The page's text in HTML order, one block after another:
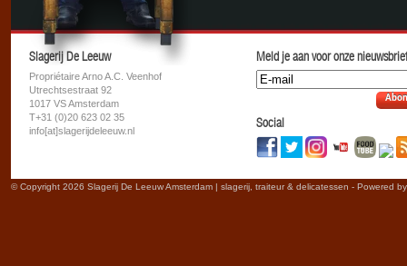
Slagerij De Leeuw
Propriétaire Arno A.C. Veenhof
Utrechtsestraat 92
1017 VS Amsterdam
T+31 (0)20 623 02 35
info[at]slagerijdeleeuw.nl
Meld je aan voor onze
Social
© Copyright 2026 Slagerij De Leeuw Amsterdam | slagerij, traiteur & delicatessen - Powered